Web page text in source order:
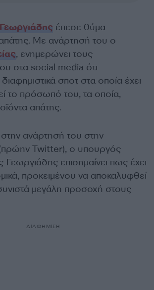
έπεσε θύμα
Με ανάρτησή του ο
, ενημερώνει τους
στα social media ότι
σποτ στα οποία έχει
το πρόσωπό του, τα οποία,
απάτης.
στην ανάρτησή του στην
Twitter), ο υπουργός
Γεωργιάδης επισημαίνει πως έχει
προκειμένου να αποκαλυφθεί
μεγάλη προσοχή στους
ΔΙΑΦΗΜΙΣΗ